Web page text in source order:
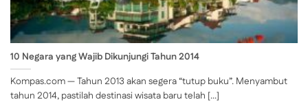
10 Negara yang Wajib Dikunjungi Tahun 2014
Kompas.com — Tahun 2013 akan segera “tutup buku”. Menyambut
tahun 2014, pastilah destinasi wisata baru telah [...]